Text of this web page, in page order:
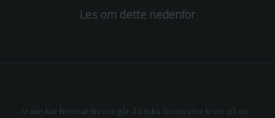
Les om dette nedenfor
Vi ønsker helst at du unngår å bruke bedøvelse krem på en